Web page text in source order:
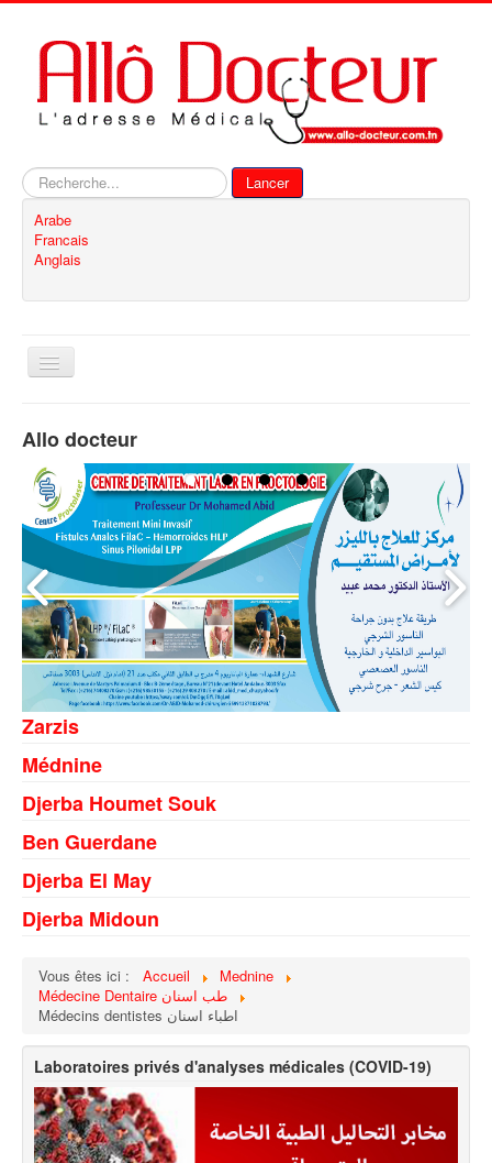
Rechercher
Lancer
Arabe
Francais
Anglais
Basculer
Contact
Allo docteur
Zarzis
Médnine
Djerba Houmet Souk
Ben Guerdane
Djerba El May
Djerba Midoun
Vous êtes ici : Accueil
Mednine
Médecine Dentaire طب اسنان
Médecins dentistes اطباء اسنان
Laboratoires privés d'analyses médicales (COVID-19)